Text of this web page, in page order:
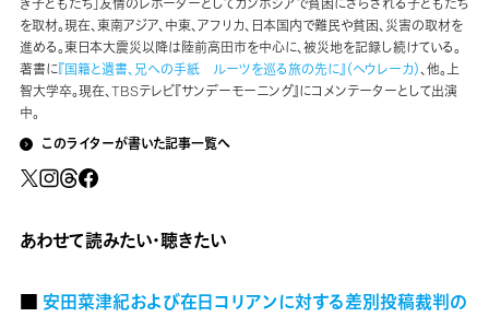
き子どもたち」友情のレポーターとしてカンボジアで貧困にさらされる子どもたち
を取材。現在、東南アジア、中東、アフリカ、日本国内で難民や貧困、災害の取材を
進める。東日本大震災以降は陸前高田市を中心に、被災地を記録し続けている。
著書に『国籍と遺書、兄への手紙 ルーツを巡る旅の先に』（ヘウレーカ）、他。上
智大学卒。現在、TBSテレビ『サンデーモーニング』にコメンテーターとして出演
中。
このライターが書いた記事一覧へ
あわせて読みたい・聴きたい
■ 安田菜津紀および在日コリアンに対する差別投稿裁判の